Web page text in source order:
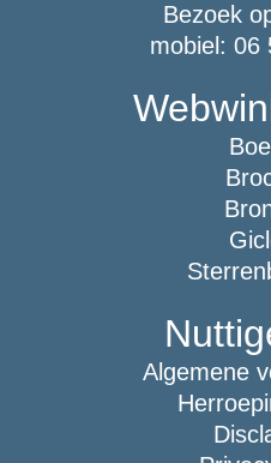
Bezoek
mobiel: 06
Algemene